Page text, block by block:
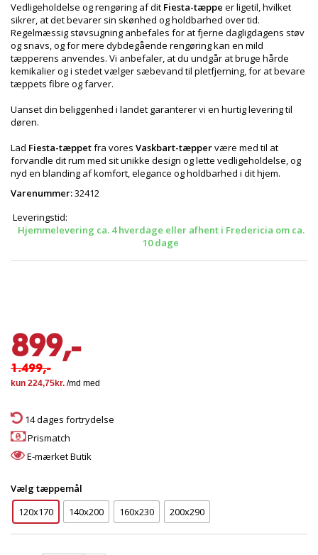
Vedligeholdelse og rengøring af dit Fiesta-tæppe er ligetil, hvilket
sikrer, at det bevarer sin skønhed og holdbarhed over tid.
Regelmæssig støvsugning anbefales for at fjerne dagligdagens støv
og snavs, og for mere dybdegående rengøring kan en mild
tæpperens anvendes. Vi anbefaler, at du undgår at bruge hårde
kemikalier og i stedet vælger sæbevand til pletfjerning, for at bevare
tæppets fibre og farver.
Uanset din beliggenhed i landet garanterer vi en hurtig levering til
døren.
Lad Fiesta-tæppetfra vores Vaskbart-tæppervære med til at
forvandle dit rum med sit unikke design og lette vedligeholdelse, og
nyd en blanding af komfort, elegance og holdbarhed i dit hjem.
Varenummer:32412
Leveringstid:
Hjemmelevering ca. 4 hverdage eller afhent i Fredericia om ca.
10 dage
899,-
1.499,-
14 dages fortrydelse
Prismatch
E-mærket Butik
Vælg tæppemål
120x170
140x200 160x230 200x290